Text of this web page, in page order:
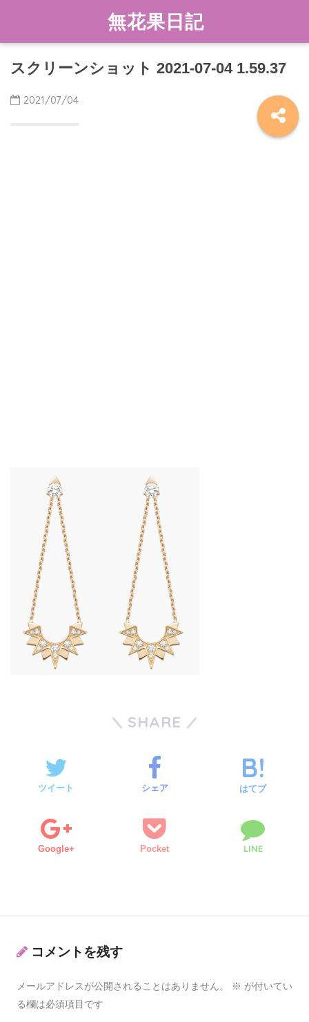
無花果日記
スクリーンショット 2021-07-04 1.59.37
2021/07/04
SHARE
ツイート シェア はてブ
Google+ Pocket LINE
コメントを残す
メールアドレスが公開されることはありません。 ※ が付いてい
る欄は必須項目です